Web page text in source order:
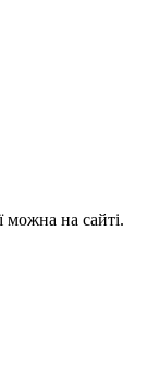
можна на сайті.